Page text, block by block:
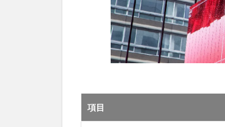
昇給
やボ
ーナ
スの
実態
株
式
会
項目